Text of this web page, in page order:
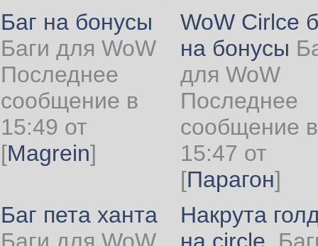
Баг на бонусы
Баги для WoW
Последнее
сообщение в
15:49 от
[Magrein]
WoW Cirlce
на бонусы
для WoW
Последнее
сообщение в
15:47 от
[Парагон]
Баг пета ханта
Накрута